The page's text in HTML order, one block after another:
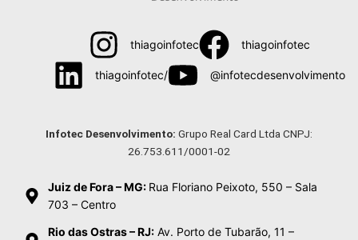
thiagoinfotec thiagoinfotec
thiagoinfotec/ @infotecdesenvolvimento
Infotec Desenvolvimento: Grupo Real Card Ltda CNPJ:
26.753.611/0001-02
Juiz de Fora – MG: Rua Floriano Peixoto, 550 – Sala
703 – Centro
Rio das Ostras – RJ: Av. Porto de Tubarão, 11 –